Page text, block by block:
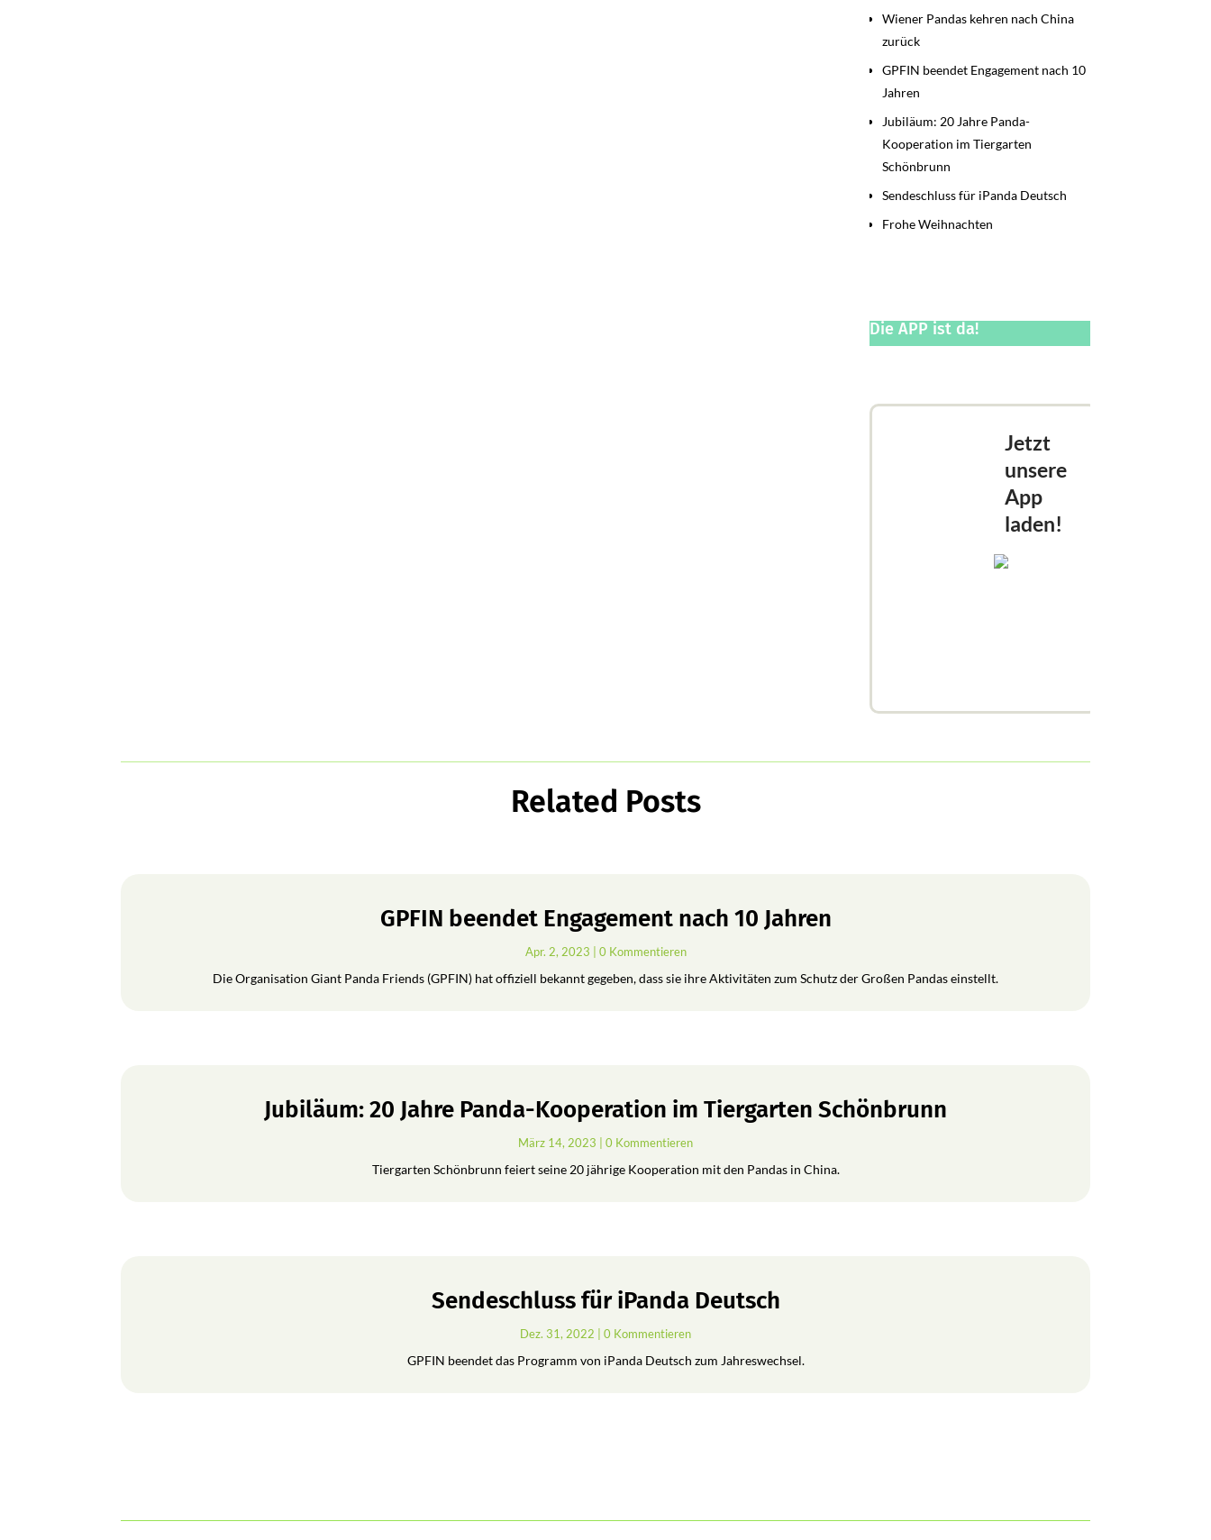
Wiener Pandas kehren nach China
zurück
GPFIN beendet Engagement nach 10
Jahren
Jubiläum: 20 Jahre Panda-
Kooperation im Tiergarten
Schönbrunn
Sendeschluss für iPanda Deutsch
Frohe Weihnachten
Die APP ist da!
Jetzt
unsere
App
laden!
Related Posts
GPFIN beendet Engagement nach 10 Jahren
Apr. 2, 2023 | 0 Kommentieren
Die Organisation Giant Panda Friends (GPFIN) hat offiziell bekannt gegeben, dass sie ihre Aktivitäten zum Schutz der Großen Pandas einstellt.
Jubiläum: 20 Jahre Panda-Kooperation im Tiergarten Schönbrunn
März 14, 2023 | 0 Kommentieren
Tiergarten Schönbrunn feiert seine 20 jährige Kooperation mit den Pandas in China.
Sendeschluss für iPanda Deutsch
Dez. 31, 2022 | 0 Kommentieren
GPFIN beendet das Programm von iPanda Deutsch zum Jahreswechsel.